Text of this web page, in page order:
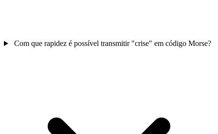
Com que rapidez é possível transmitir "crise" em código Morse?